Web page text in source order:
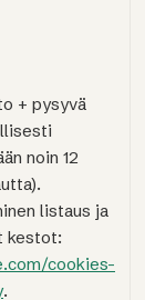
+ pysyvä
noin 12
listaus ja
kestot:
cookies-
.